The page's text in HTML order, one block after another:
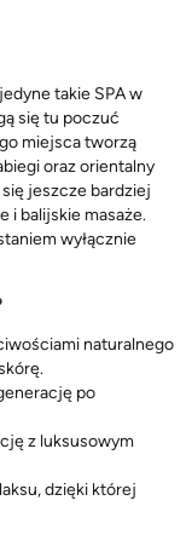
takie SPA w
się tu poczuć
miejsca tworzą
oraz orientalny
jeszcze bardziej
i balijskie masaże.
wyłącznie
naturalnego
po
z luksusowym
dzięki której